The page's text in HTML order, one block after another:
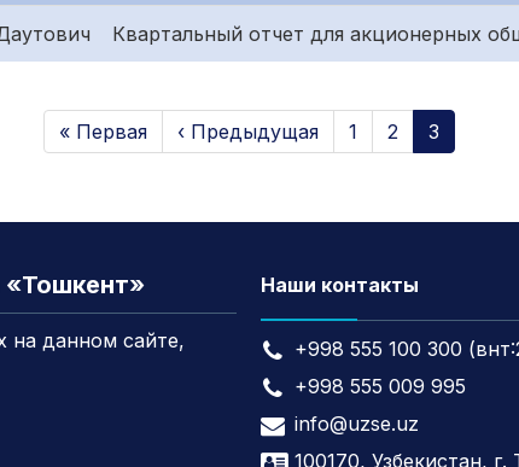
Квартальный отчет для акционерных
« Первая ‹ Предыдущая 1 2 3
на данном сайте,
Наши контакты
+998 555 100 300
+998 555 009 995
info@uzse.uz
100170, Узбекистан, г.